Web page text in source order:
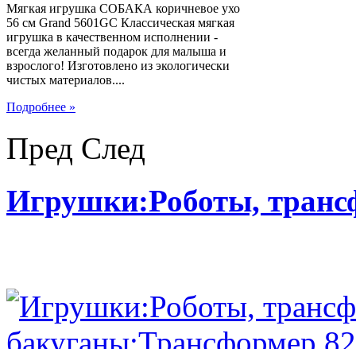
Мягкая игрушка СОБАКА коричневое ухо
56 см Grand 5601GC Классическая мягкая
игрушка в качественном исполнении -
всегда желанный подарок для малыша и
взрослого! Изготовлено из экологически
чистых материалов....
Подробнее »
Пред След
Игрушки:Роботы,